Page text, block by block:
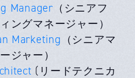
Manager （シニアフ
ングマネージャー）
Marketing （シニアマ
ジャー）
(リードテクニカ